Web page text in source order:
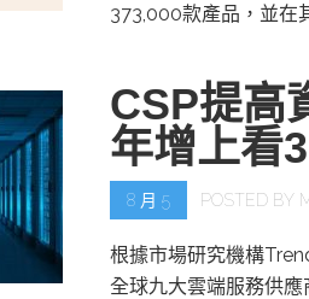
373,000款產品，並在
CSP提
年增上看
8 月 5 POSTED BY
根據市場研究機構
全球九大雲端服務供應